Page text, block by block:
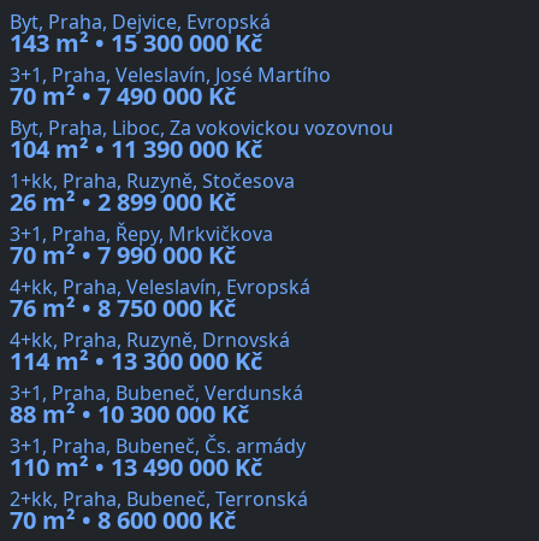
Byt, Praha, Dejvice, Evropská
143 m² • 15 300 000 Kč
3+1, Praha, Veleslavín, José Martího
70 m² • 7 490 000 Kč
Byt, Praha, Liboc, Za vokovickou vozovnou
104 m² • 11 390 000 Kč
1+kk, Praha, Ruzyně, Stočesova
26 m² • 2 899 000 Kč
3+1, Praha, Řepy, Mrkvičkova
70 m² • 7 990 000 Kč
4+kk, Praha, Veleslavín, Evropská
76 m² • 8 750 000 Kč
4+kk, Praha, Ruzyně, Drnovská
114 m² • 13 300 000 Kč
3+1, Praha, Bubeneč, Verdunská
88 m² • 10 300 000 Kč
3+1, Praha, Bubeneč, Čs. armády
110 m² • 13 490 000 Kč
2+kk, Praha, Bubeneč, Terronská
70 m² • 8 600 000 Kč